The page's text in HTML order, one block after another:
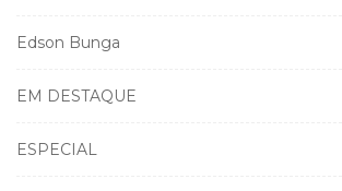
Edson Bunga
EM DESTAQUE
ESPECIAL